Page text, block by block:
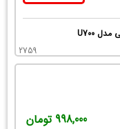
2759
998,000 تومان